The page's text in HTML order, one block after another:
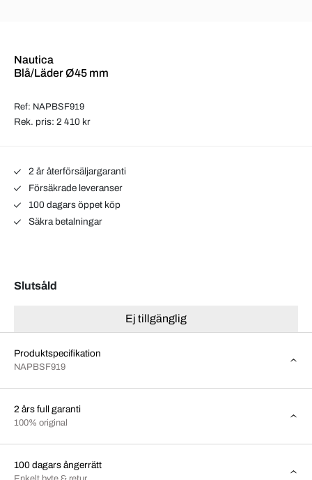
Nautica
Blå/Läder Ø45 mm
Ref: NAPBSF919
Rek. pris: 2 410 kr
2 år återförsäljargaranti
Försäkrade leveranser
100 dagars öppet köp
Säkra betalningar
Slutsåld
Ej tillgänglig
Produktspecifikation
NAPBSF919
2 års full garanti
100% original
100 dagars ångerrätt